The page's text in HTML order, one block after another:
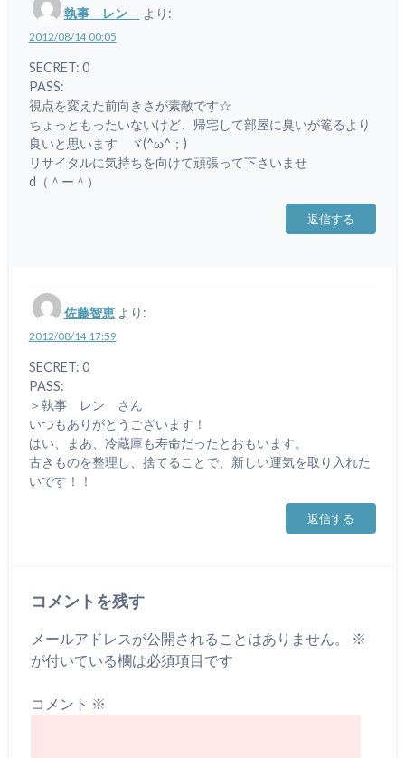
執事 レン より:
2012/08/14 00:05
SECRET: 0
PASS:
視点を変えた前向きさが素敵です☆
ちょっともったいないけど、帰宅して部屋に臭いが篭るより
良いと思います ヾ(^ω^；)
リサイタルに気持ちを向けて頑張って下さいませ
d（＾ー＾）
返信する
佐藤智恵 より:
2012/08/14 17:59
SECRET: 0
PASS:
＞執事 レン さん
いつもありがとうございます！
はい、まあ、冷蔵庫も寿命だったとおもいます。
古きものを整理し、捨てることで、新しい運気を取り入れた
いです！！
返信する
コメントを残す
メールアドレスが公開されることはありません。
※
が付いている欄は必須項目です
コメント ※